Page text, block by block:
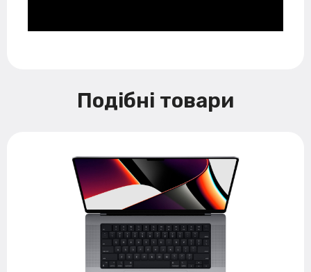
Подібні товари